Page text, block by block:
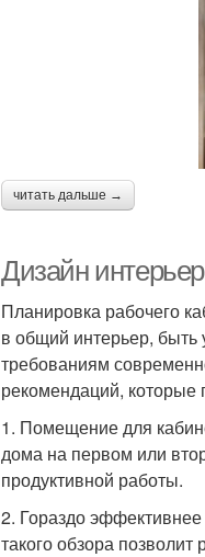
читать дальше →
Дизайн
Планировка рабочего
в общий интерьер,
требованиям
рекомендаций, которые
1. Помещение для
дома на первом или
продуктивной работы.
2. Гораздо
такого обзора